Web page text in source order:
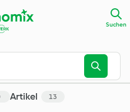
Suchen
Artikel 13